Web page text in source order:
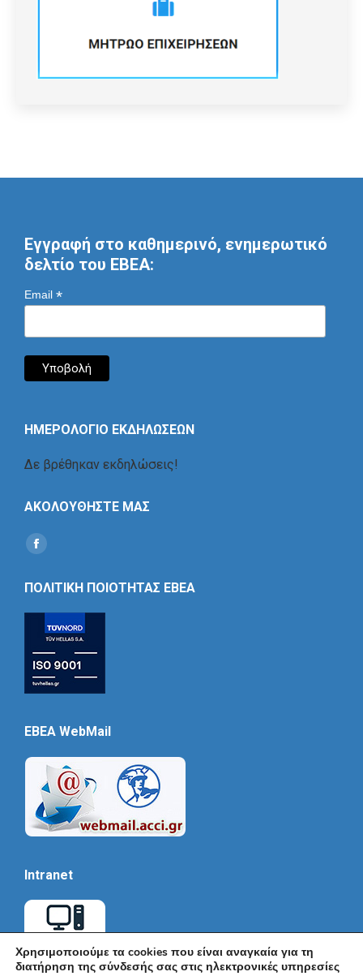
Εγγραφή στο καθημερινό, ενημερωτικό
δελτίο του ΕΒΕΑ:
Email *
ΗΜΕΡΟΛΟΓΙΟ ΕΚΔΗΛΩΣΕΩΝ
Δε βρέθηκαν εκδηλώσεις!
ΑΚΟΛΟΥΘΗΣΤΕ ΜΑΣ
Find us on:
Social
ΠΟΛΙΤΙΚΗ ΠΟΙΟΤΗΤΑΣ ΕΒΕΑ
EBEA WebMail
Intranet
Χρησιμοποιούμε τα cookies που είναι αναγκαία για τη
διατήρηση της σύνδεσής σας στις ηλεκτρονικές υπηρεσίες